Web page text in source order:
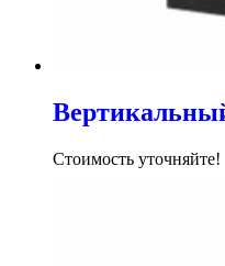
Стоимость уточняйте!